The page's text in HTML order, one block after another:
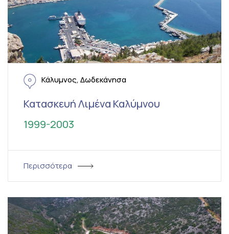
Κάλυμνος, Δωδεκάνησα
Κατασκευή Λιμένα Καλύμνου
1999-2003
Περισσότερα